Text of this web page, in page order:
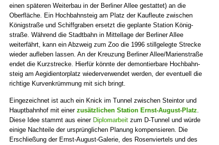
einen späteren Weiterbau in der Berliner Allee gestattet) an die
Oberfläche. Ein Hoch­bahn­steig am Platz der Kaufleute zwischen
König­straße und Schiff­graben ersetzt die geplante Station König­
straße. Während die Stad­tbahn in Mittel­lage der Berliner Allee
weiterfährt, kann ein Abzweig zum Zoo die 1996 still­gelegte Strecke
wieder aufleben lassen. An der Kreuzung Berliner Allee/Marien­straße
endet die Kurz­strecke. Hierfür könnte der demontierbare Hoch­bahn­
steig am Aegi­dientor­platz wiederverwendet werden, der eventuell die
richtige Kurvenkrümmung mit sich bringt.
Eingezeichnet ist auch ein Knick im Tunnel zwischen Steintor und
Hauptbahnhof mit einer zusätzlichen Station Ernst-August-Platz.
Diese Idee stammt aus einer Diplomarbeitzum D-Tunnel und würde
einige Nachteile der ursprünglichen Planung kompensieren. Die
Erschließung der Ernst-August-Galerie, des Rosenviertels und des